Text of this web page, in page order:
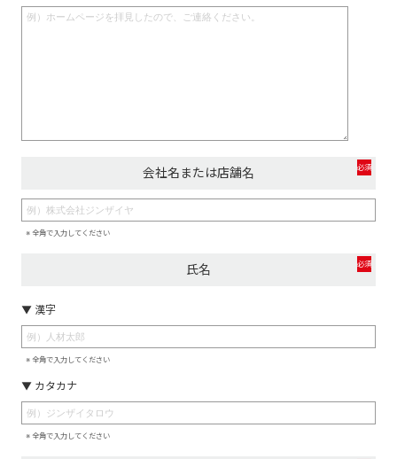
会社名または店舗名 必須
※ 全角で入力してください
氏名 必須
▼ 漢字
※ 全角で入力してください
▼ カタカナ
※ 全角で入力してください